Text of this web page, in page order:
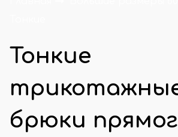
Тонкие
брюки